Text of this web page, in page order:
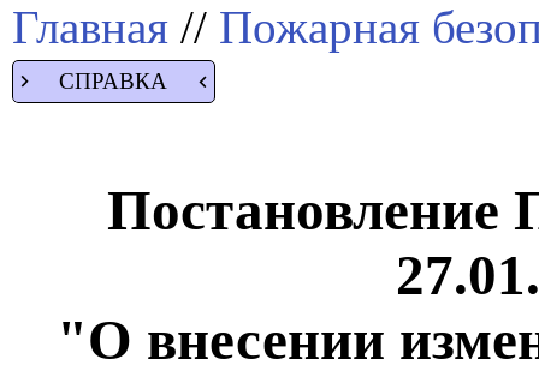
Главная // Пожарная
СПРАВКА
Постановление
"О внесении